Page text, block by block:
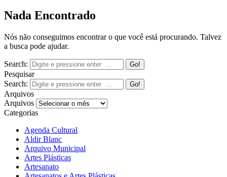
Nada Encontrado
Nós não conseguimos encontrar o que você está procurando. Talvez
a busca pode ajudar.
Search:
Pesquisar
Search:
Arquivos
Arquivos
Categorias
Agenda Cultural
Aldir Blanc
Arquivo Municipal
Artes Plásticas
Artesanato